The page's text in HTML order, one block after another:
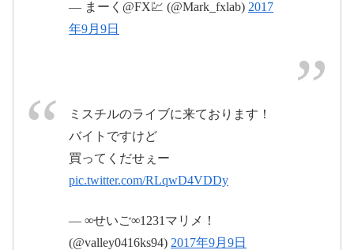
9日
2017年9月
— まーく@FX💹 (@Mark_fxlab) 2017
年9月9日
ミスチルのライブに来ております！
バイトですけど
買ってくだせぇー
pic.twitter.com/RLqwD4VDDy
— ∞せいご∞1231マリメ！
(@valley0416ks94) 2017年9月9日